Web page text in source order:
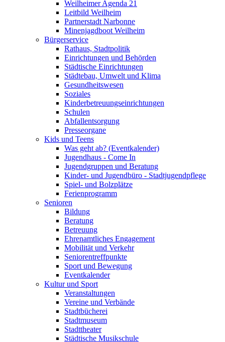
Weilheimer Agenda 21
Leitbild Weilheim
Partnerstadt Narbonne
Minenjagdboot Weilheim
Bürgerservice
Rathaus, Stadtpolitik
Einrichtungen und Behörden
Städtische Einrichtungen
Städtebau, Umwelt und Klima
Gesundheitswesen
Soziales
Kinderbetreuungseinrichtungen
Schulen
Abfallentsorgung
Presseorgane
Kids und Teens
Was geht ab? (Eventkalender)
Jugendhaus - Come In
Jugendgruppen und Beratung
Kinder- und Jugendbüro - Stadtjugendpflege
Spiel- und Bolzplätze
Ferienprogramm
Senioren
Bildung
Beratung
Betreuung
Ehrenamtliches Engagement
Mobilität und Verkehr
Seniorentreffpunkte
Sport und Bewegung
Eventkalender
Kultur und Sport
Veranstaltungen
Vereine und Verbände
Stadtbücherei
Stadtmuseum
Stadttheater
Städtische Musikschule